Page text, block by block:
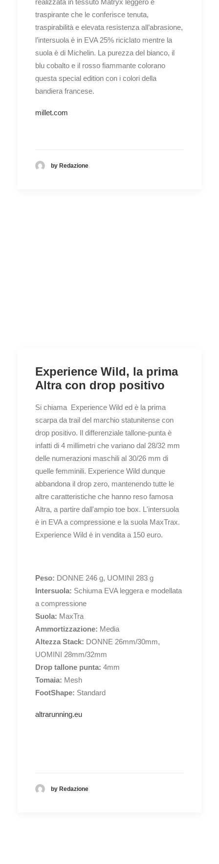
realizzata in tessuto Matryx leggero e
traspirante che le conferisce tenuta,
traspirabilità e elevata resistenza all’abrasione,
l’intersuola è in EVA 25% riciclato mentre la
suola è di Michelin. La purezza del bianco, il
blu cobalto e il rosso fiammante colorano
questa special edition con i colori della
bandiera francese.
millet.com
by Redazione
Experience Wild, la prima
Altra con drop positivo
Si chiama Experience Wild ed è la prima
scarpa da trail del marchio statunitense con
drop positivo. Il differenziale tallone-punta è
infatti di 4 millimetri che variano dal 28/32 mm
delle numerazioni maschili al 30/26 mm di
quelle femminili. Experience Wild dunque
abbandona il drop zero, mantenendo tutte le
altre caratteristiche che hanno reso famosa
Altra, a partire dall'ampio toe box. L'intersuola
è in EVA a compressione e la suola MaxTrax.
Experience Wild è in vendita a 150 euro.
Peso: DONNE 246 g, UOMINI 283 g
Intersuola: Schiuma EVA leggera e modellata
a compressione
Suola: MaxTra
Ammortizzazione: Media
Altezza Stack: DONNE 26mm/30mm,
UOMINI 28mm/32mm
Drop tallone punta: 4mm
Tomaia: Mesh
FootShape: Standard
altrarunning.eu
by Redazione